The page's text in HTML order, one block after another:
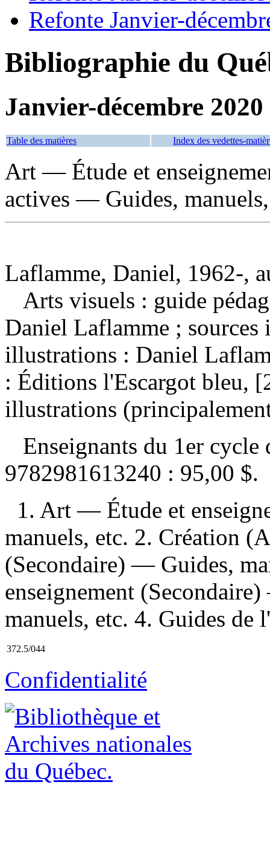
Refonte Janvier-
Bibliographie du
Janvier-décembre 2020
Table des matières Index des vedettes-
Art — Étude et
actives — Guides,
Laflamme, Daniel, 1962-,
Arts visuels : guide
Daniel Laflamme ; sources
illustrations : Daniel
: Éditions l'Escargot bleu,
illustrations
Enseignants du 1er
9782981613240 : 95,00 $.
1. Art — Étude et
manuels, etc. 2. Création
(Secondaire) — Guides,
enseignement
manuels, etc. 4. Guides de
372.5/044
Confidentialité